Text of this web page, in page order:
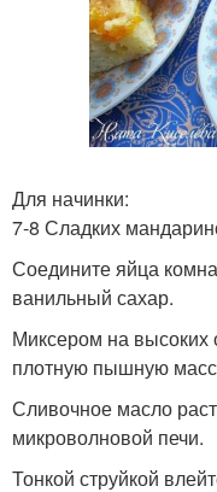
Для начинки:
7-8 Сладких
Соедините яйца
ванильный сахар.
Миксером на высоких
плотную пышную
Сливочное масло
микроволновой печи.
Тонкой струйкой